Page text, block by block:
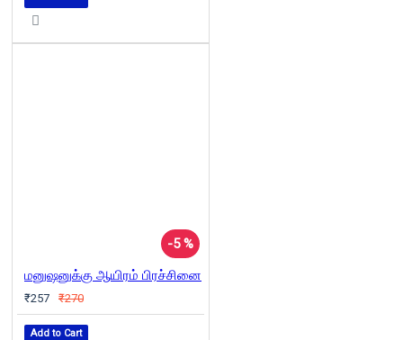
-5 %
மனுஷனுக்கு ஆயிரம் பிரச்சினை
₹257 ₹270
Add to Cart